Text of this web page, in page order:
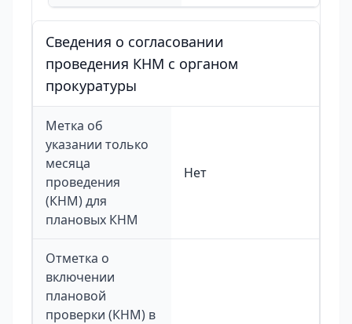
Сведения о согласовании
проведения КНМ с органом
прокуратуры
Метка об
указании только
месяца
проведения
(КНМ) для
плановых КНМ
Нет
Отметка о
включении
плановой
проверки (КНМ) в